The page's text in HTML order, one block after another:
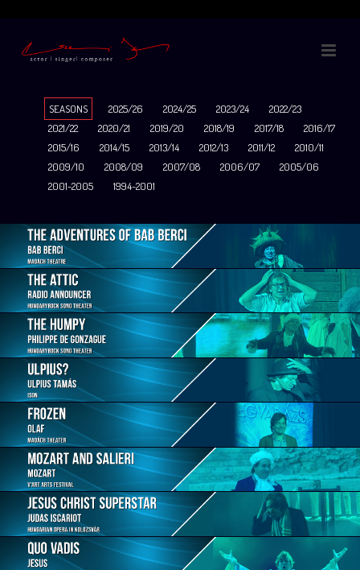
SEASONS 2025/26 2024/25 2023/24
2022/23
2021/22
2020/21 2019/20 2018/19 2017/18
2016/17
2015/16
2014/15 2013/14 2012/13 2011/12
2010/11
2009/10
2008/09 2007/08 2006/07
2005/06
2001-2005
1994-2001